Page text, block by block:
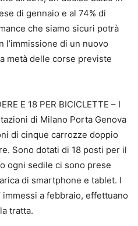
di gennaio e al 74% di
che siamo sicuri potrà
di un nuovo
metà delle corse previste
E 18 PER BICICLETTE – I
di Milano Porta Genova
di cinque carrozze doppio
Sono dotati di 18 posti per il
ogni sedile ci sono prese
di smartphone e tablet. I
immessi a febbraio, effettuano
tratta.